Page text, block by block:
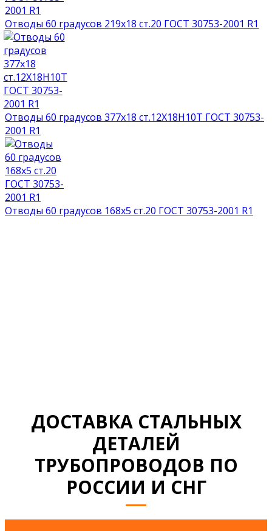
Отводы 60 градусов 219х18 ст.20 ГОСТ 30753-2001 R1
Отводы 60 градусов 377х18 ст.12Х18Н10Т ГОСТ 30753-
2001 R1
Отводы 60 градусов 168х5 ст.20 ГОСТ 30753-2001 R1
ДОСТАВКА СТАЛЬНЫХ
ДЕТАЛЕЙ
ТРУБОПРОВОДОВ ПО
РОССИИ И СНГ